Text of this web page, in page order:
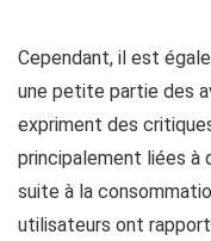
Cependant, il est
une petite partie des
expriment des
principalement liées à
suite à la
utilisateurs ont